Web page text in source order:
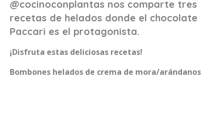
@cocinoconplantas nos comparte tres
recetas de helados donde el chocolate
Paccari es el protagonista.
¡Disfruta estas deliciosas recetas!
Bombones helados de crema de mora/arándanos